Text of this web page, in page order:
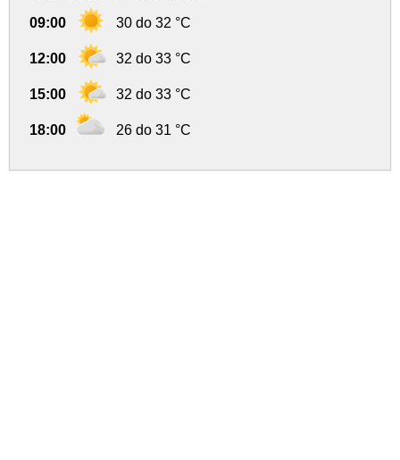
09:00 30 do 32 °C
12:00 32 do 33 °C
15:00 32 do 33 °C
18:00 26 do 31 °C